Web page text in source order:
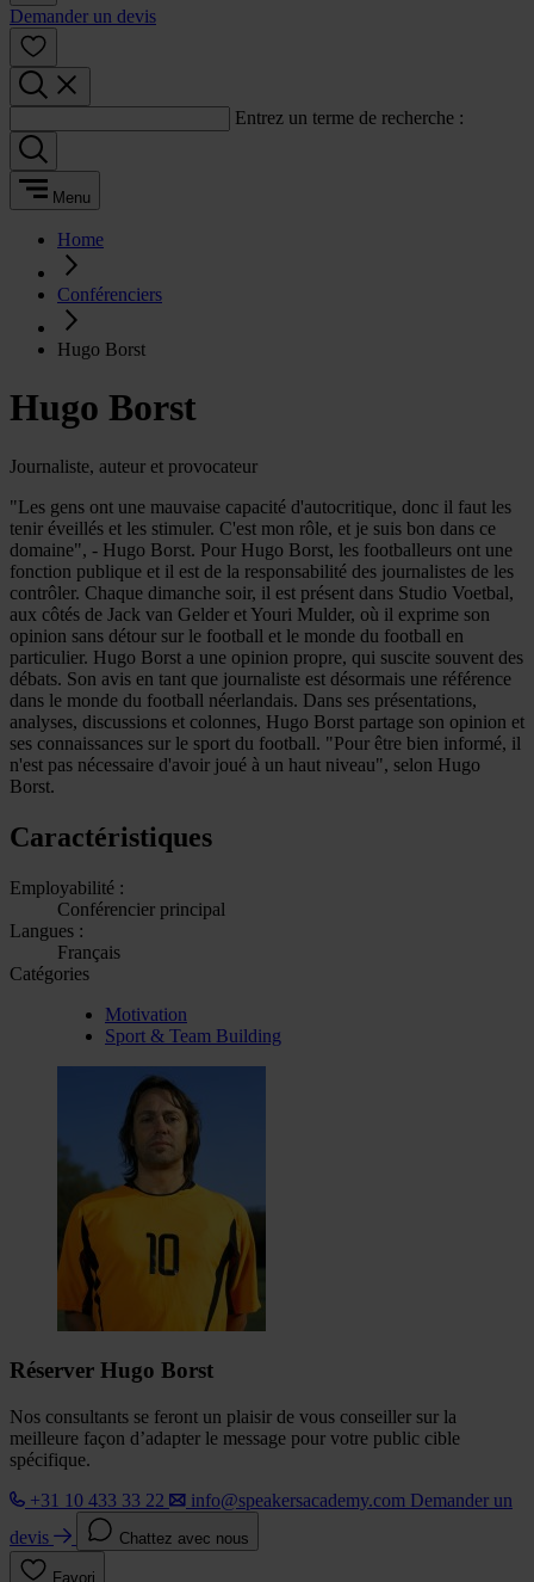
Demander un devis
Entrez un terme de recherche :
Menu
Home
Conférenciers
Hugo Borst
Hugo Borst
Journaliste, auteur et provocateur
"Les gens ont une mauvaise capacité d'autocritique, donc il faut les
tenir éveillés et les stimuler. C'est mon rôle, et je suis bon dans ce
domaine", - Hugo Borst. Pour Hugo Borst, les footballeurs ont une
fonction publique et il est de la responsabilité des journalistes de les
contrôler. Chaque dimanche soir, il est présent dans Studio Voetbal,
aux côtés de Jack van Gelder et Youri Mulder, où il exprime son
opinion sans détour sur le football et le monde du football en
particulier. Hugo Borst a une opinion propre, qui suscite souvent des
débats. Son avis en tant que journaliste est désormais une référence
dans le monde du football néerlandais. Dans ses présentations,
analyses, discussions et colonnes, Hugo Borst partage son opinion et
ses connaissances sur le sport du football. "Pour être bien informé, il
n'est pas nécessaire d'avoir joué à un haut niveau", selon Hugo
Borst.
Caractéristiques
Employabilité :
Conférencier principal
Langues :
Français
Catégories
Motivation
Sport & Team Building
Réserver Hugo Borst
Nos consultants se feront un plaisir de vous conseiller sur la
meilleure façon d’adapter le message pour votre public cible
spécifique.
+31 10 433 33 22
info@speakersacademy.com Demander un
devis
Chattez avec nous
Favori